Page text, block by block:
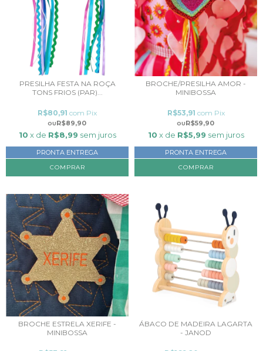
PRESILHA FESTA NA ROÇA
TONS FRIOS (PAR)...
R$89,90
R$80,91 com Pix
10 x de R$8,99 sem juros
PRONTA ENTREGA
BROCHE/PRESILHA AMOR -
MINIBOSSA
R$59,90
R$53,91 com Pix
10 x de R$5,99 sem juros
PRONTA ENTREGA
BROCHE ESTRELA XERIFE -
MINIBOSSA
ÁBACO DE MADEIRA LAGARTA
- JANOD